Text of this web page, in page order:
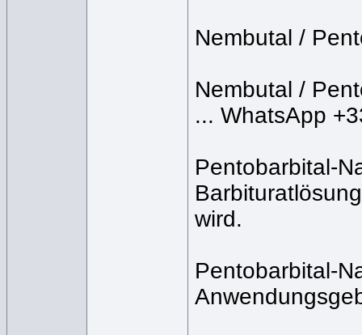
Nembutal /
Nembutal /
... WhatsApp
Pentobarbital-
wird.
Pentobarbital-